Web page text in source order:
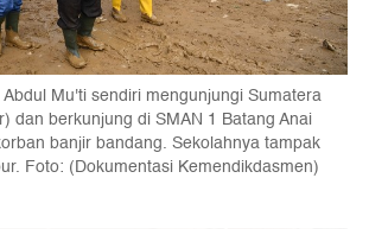
Mu'ti sendiri mengunjungi Sumatera
dan berkunjung di SMAN 1 Batang Anai
banjir bandang. Sekolahnya tampak
Foto: (Dokumentasi Kemendikdasmen)